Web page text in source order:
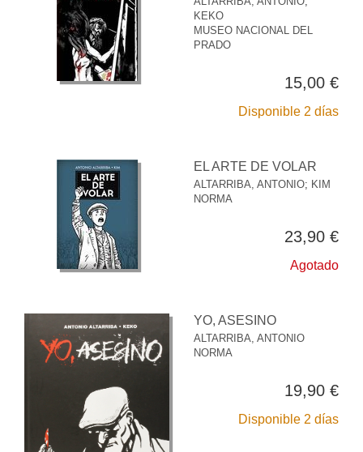
KEKO
MUSEO NACIONAL DEL
PRADO
15,00 €
Disponible 2 días
EL ARTE DE VOLAR
ALTARRIBA, ANTONIO; KIM
NORMA
23,90 €
Agotado
YO, ASESINO
ALTARRIBA, ANTONIO
NORMA
19,90 €
Disponible 2 días